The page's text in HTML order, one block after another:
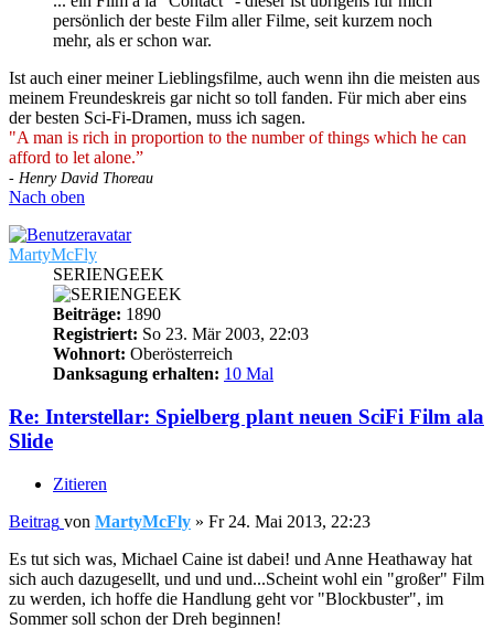
persönlich der beste Film aller Filme, seit kurzem noch
mehr, als er schon war.
Ist auch einer meiner Lieblingsfilme, auch wenn ihn die meisten aus
meinem Freundeskreis gar nicht so toll fanden. Für mich aber eins
der besten Sci-Fi-Dramen, muss ich sagen.
"A man is rich in proportion to the number of things which he can
afford to let alone.”
- Henry David Thoreau
Nach oben
MartyMcFly
SERIENGEEK
Beiträge: 1890
Registriert: So 23. Mär 2003, 22:03
Wohnort: Oberösterreich
Danksagung erhalten: 10 Mal
Re: Interstellar: Spielberg plant neuen SciFi Film ala
Slide
Zitieren
Beitrag von MartyMcFly » Fr 24. Mai 2013, 22:23
Es tut sich was, Michael Caine ist dabei! und Anne Heathaway hat
sich auch dazugesellt, und und und...Scheint wohl ein "großer" Film
zu werden, ich hoffe die Handlung geht vor "Blockbuster", im
Sommer soll schon der Dreh beginnen!